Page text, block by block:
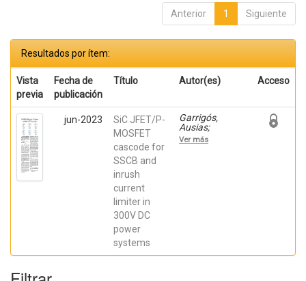
Anterior 1 Siguiente
Resultados por ítem:
Vista
previa
Fecha de
publicación
Título Autor(es) Acceso
jun-2023
SiC JFET/P-
MOSFET
cascode for
SSCB and
inrush
current
limiter in
300V DC
power
systems
Garrigós,
Ausias;
Marroquí,
David; Blanes,
Ver más